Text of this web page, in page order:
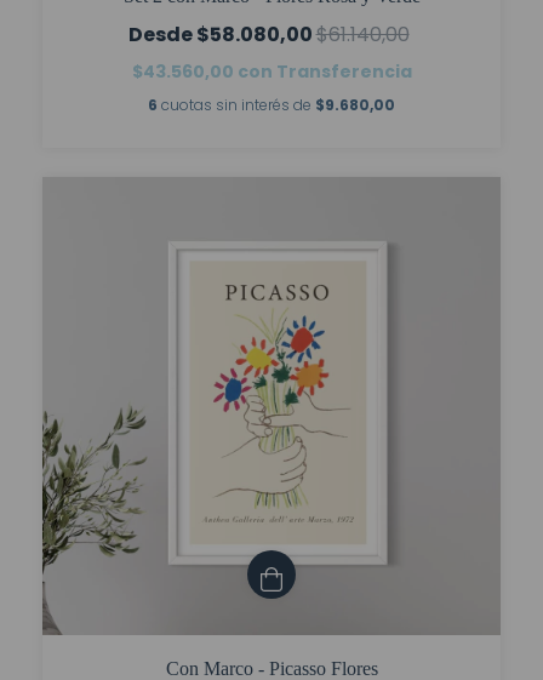
$58.080,00$61.140,00
$43.560,00 con Transferencia
6 cuotas sin interés de $9.680,00
Con Marco - Picasso Flores